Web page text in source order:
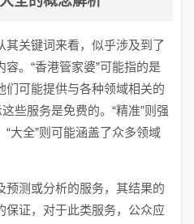
关键词来看，似乎涉及到了
。“香港管家婆”可能指的是
们可能提供与各种领域相关的
些服务是免费的。“精准”则强
大全”则可能涵盖了众多领域
预测或分析的服务，其结果的
保证，对于此类服务，公众应